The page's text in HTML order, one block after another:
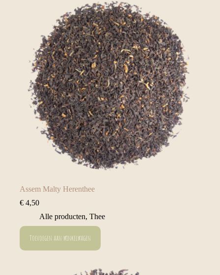
Assem Malty Herenthee
€ 4,50
Alle producten, Thee
Toevoegen aan winkelwagen